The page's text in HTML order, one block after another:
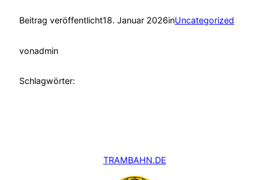
Beitrag veröffentlicht18. Januar 2026inUncategorized
vonadmin
Schlagwörter:
TRAMBAHN.DE